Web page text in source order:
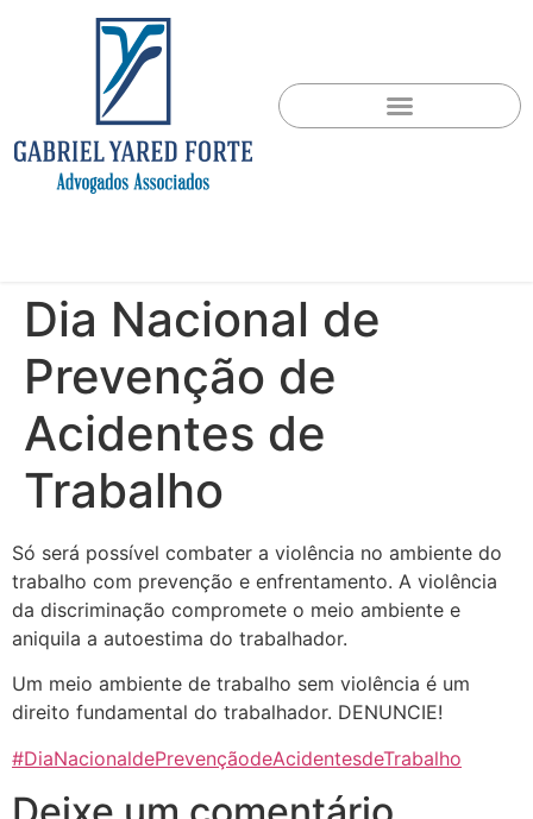
Dia Nacional de
Prevenção de
Acidentes de
Trabalho
Só será possível combater a violência no ambiente do
trabalho com prevenção e enfrentamento. A violência
da discriminação compromete o meio ambiente e
aniquila a autoestima do trabalhador.
Um meio ambiente de trabalho sem violência é um
direito fundamental do trabalhador. DENUNCIE!
#DiaNacionaldePrevençãodeAcidentesdeTrabalho